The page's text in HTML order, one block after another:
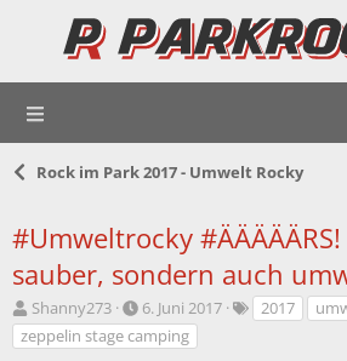
Rock im Park 2017 - Umwelt Rocky
#Umweltrocky
sauber, sondern auch
E
r
s
Shanny273
E
r
s
6. Juni 2017
S
c
2017
zeppelin stage camping